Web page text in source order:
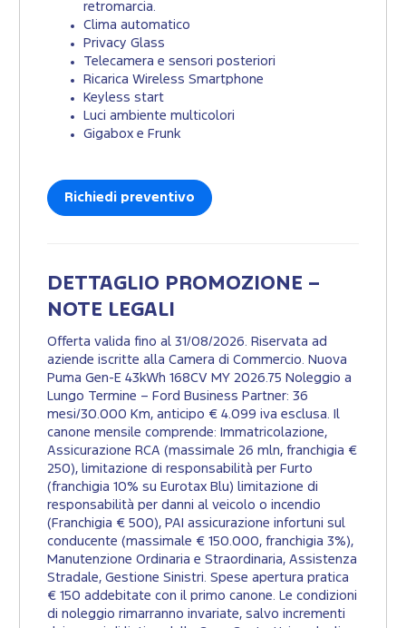
retromarcia.
Clima automatico
Privacy Glass
Telecamera e sensori posteriori
Ricarica Wireless Smartphone
Keyless start
Luci ambiente multicolori
Gigabox e Frunk
Richiedi preventivo
DETTAGLIO PROMOZIONE –
NOTE LEGALI
Offerta valida fino al 31/08/2026. Riservata ad
aziende iscritte alla Camera di Commercio. Nuova
Puma Gen-E 43kWh 168CV MY 2026.75 Noleggio a
Lungo Termine – Ford Business Partner: 36
mesi/30.000 Km, anticipo € 4.099 iva esclusa. Il
canone mensile comprende: Immatricolazione,
Assicurazione RCA (massimale 26 mln, franchigia €
250), limitazione di responsabilità per Furto
(franchigia 10% su Eurotax Blu) limitazione di
responsabilità per danni al veicolo o incendio
(Franchigia € 500), PAI assicurazione infortuni sul
conducente (massimale € 150.000, franchigia 3%),
Manutenzione Ordinaria e Straordinaria, Assistenza
Stradale, Gestione Sinistri. Spese apertura pratica
€ 150 addebitate con il primo canone. Le condizioni
di noleggio rimarranno invariate, salvo incrementi